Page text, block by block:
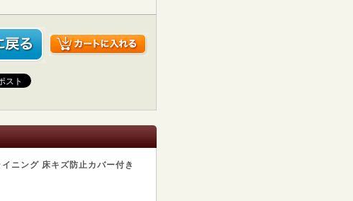
ニング 床キズ防止カバー付き